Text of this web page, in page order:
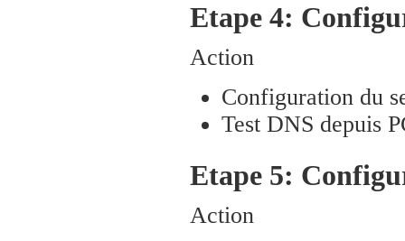
Etape 4:
Action
Configuration du
Test DNS depuis
Etape 5:
Action